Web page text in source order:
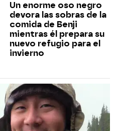
Un enorme oso negro
devora las sobras de la
comida de Benji
mientras él prepara su
nuevo refugio para el
invierno